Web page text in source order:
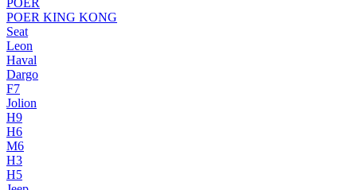
POER
POER KING KONG
Seat
Leon
Haval
Dargo
F7
Jolion
H9
H6
M6
H3
H5